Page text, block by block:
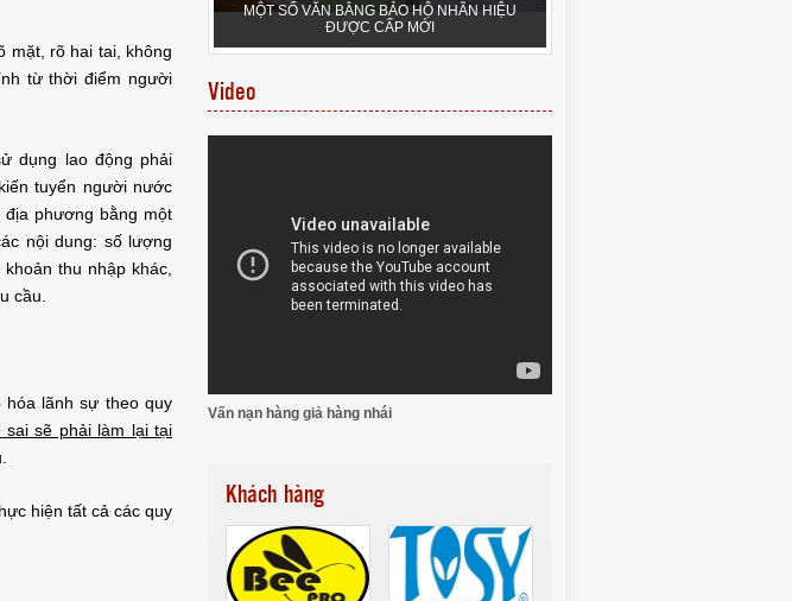
mặt, rõ hai tai, không
từ thời điểm người
dụng lao động phải
tuyển người nước
phương bằng một
nội dung: số lượng
thu nhập khác,
cầu.
lãnh sự theo quy
sai sẽ phải làm lại tại
hiện tất cả các quy
MỘT SỐ VĂN BẰNG BẢO HỘ NHÃN HIỆU
ĐƯỢC CẤP MỚI
Video
Vấn nạn hàng giả hàng nhái
Khách hàng